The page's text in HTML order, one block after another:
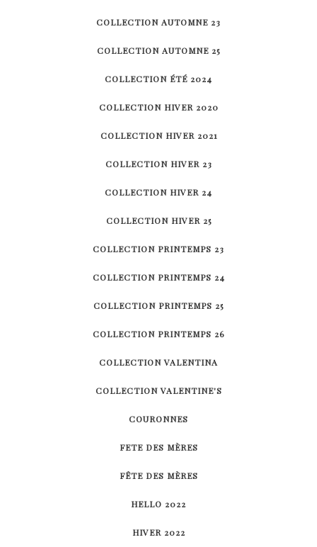
COLLECTION AUTOMNE 23
COLLECTION AUTOMNE 25
COLLECTION ÉTÉ 2024
COLLECTION HIVER 2020
COLLECTION HIVER 2021
COLLECTION HIVER 23
COLLECTION HIVER 24
COLLECTION HIVER 25
COLLECTION PRINTEMPS 23
COLLECTION PRINTEMPS 24
COLLECTION PRINTEMPS 25
COLLECTION PRINTEMPS 26
COLLECTION VALENTINA
COLLECTION VALENTINE'S
COURONNES
FETE DES MÈRES
FÊTE DES MÈRES
HELLO 2022
HIVER 2022